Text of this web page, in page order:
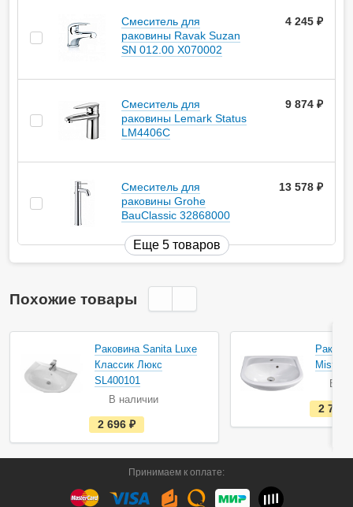
Смеситель для
раковины Ravak Suzan
SN 012.00 X070002
4 245
Смеситель для
раковины Lemark Status
LM4406C
9 874
Смеситель для
раковины Grohe
BauClassic 32868000
13 578
Еще 5 товаров
Похожие товары
Раковина Sanita Luxe
Классик Люкс
SL400101
В наличии
е
с
т
н
л
2 696
Misty
В
2 760
Принимаем к оплате: